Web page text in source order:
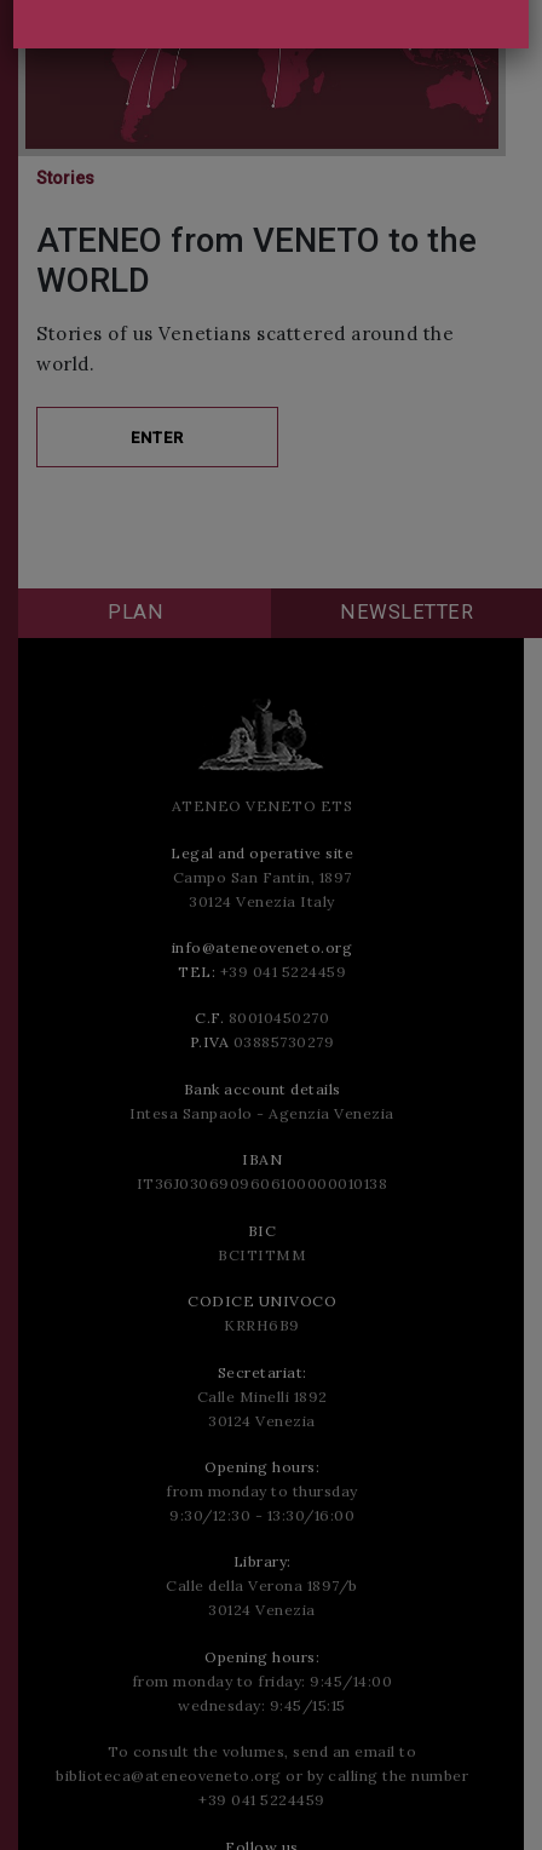
Stories
ATENEO from VENETO to the
WORLD
Stories of us Venetians scattered around the
world.
ENTER
PLAN NEWSLETTER
ATENEO VENETO ETS
Legal and operative site
Campo San Fantin, 1897
30124 Venezia Italy
info@ateneoveneto.org
TEL: +39 041 5224459
C.F. 80010450270
P.IVA 03885730279
Bank account details
Intesa Sanpaolo - Agenzia Venezia
IBAN
IT36J0306909606100000010138
BIC
BCITITMM
CODICE UNIVOCO
KRRH6B9
Secretariat:
Calle Minelli 1892
30124 Venezia
Opening hours:
from monday to thursday
9:30/12:30 - 13:30/16:00
Library:
Calle della Verona 1897/b
30124 Venezia
Opening hours:
from monday to friday: 9:45/14:00
wednesday: 9:45/15:15
To consult the volumes, send an email to
biblioteca@ateneoveneto.org or by calling the number
+39 041 5224459